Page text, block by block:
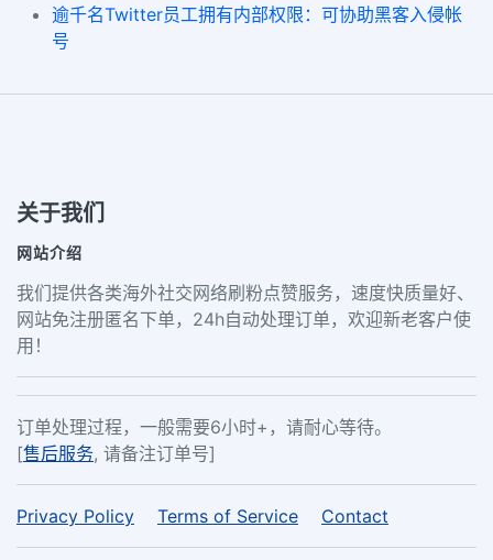
逾千名Twitter员工拥有内部权限：可协助黑客入侵帐
号
关于我们
网站介绍
我们提供各类海外社交网络刷粉点赞服务，速度快质量好、
网站免注册匿名下单，24h自动处理订单，欢迎新老客户使
用！
订单处理过程，一般需要6小时+，请耐心等待。
[售后服务, 请备注订单号]
Privacy Policy Terms of Service Contact